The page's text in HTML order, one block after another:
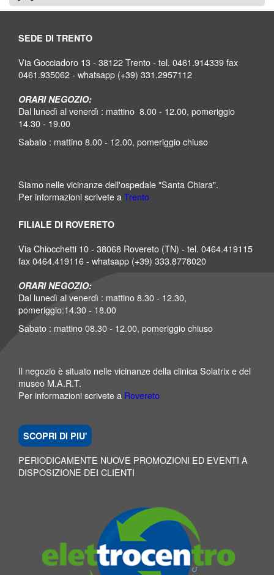
SEDE DI TRENTO
Via Gocciadoro 13 - 38122 Trento - tel. 0461.914339 fax
0461.935062 - whatsapp (+39) 331.2957112
ORARI NEGOZIO:
Dal lunedì al venerdì : mattino 8.00 - 12.00, pomeriggio
14.30 - 19.00
Sabato : mattino 8.00 - 12.00, pomeriggio chiuso
Siamo nelle vicinanze dell'ospedale "Santa Chiara".
Per informazioni scrivete a Trento
FILIALE DI ROVERETO
Via Chiocchetti 10 - 38068 Rovereto (TN) - tel. 0464.419115
fax 0464.419116 - whatsapp (+39) 333.8778020
ORARI NEGOZIO:
Dal lunedì al venerdì : mattino 8.30 - 12.30,
pomeriggio:14.30 - 18.00
Sabato : mattino 08.30 - 12.00, pomeriggio chiuso
Il negozio è situato nelle vicinanze della clinica Solatrix e del
museo M.A.R.T.
Per informazioni scrivete a Rovereto
SCOPRI DI PIU'
PERIODICAMENTE NUOVE PROMOZIONI ED EVENTI A
DISPOSIZIONE DEI CLIENTI